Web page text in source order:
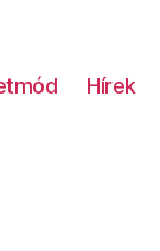
Hírek